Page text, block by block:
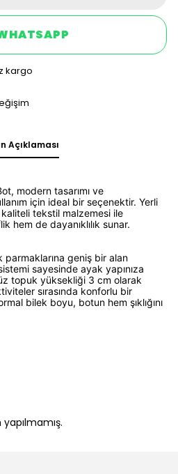
kargo
Açıklaması
modern tasarımı ve
için ideal bir seçenektir. Yerli
tekstil malzemesi ile
hem de dayanıklılık sunar.
parmaklarına geniş bir alan
sayesinde ayak yapınıza
topuk yüksekliği 3 cm olarak
sırasında konforlu bir
bilek boyu, botun hem şıklığını